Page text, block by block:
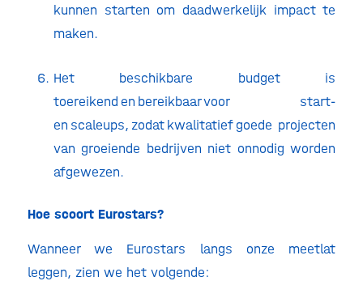
kunnen starten om daadwerkelijk impact te
maken.
Het beschikbare budget is
toereikend en bereikbaar voor start-
en scaleups, zodat kwalitatief goede projecten
van groeiende bedrijven niet onnodig worden
afgewezen.
Hoe scoort Eurostars?
Wanneer we Eurostars langs onze meetlat
leggen, zien we het volgende: